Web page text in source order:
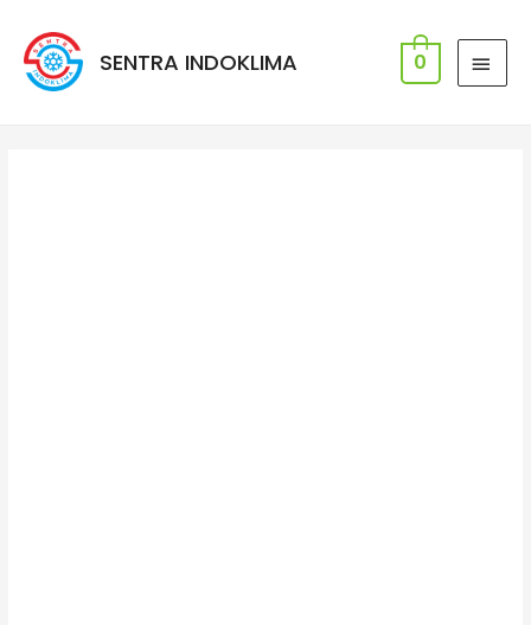
SENTRA INDOKLIMA 0